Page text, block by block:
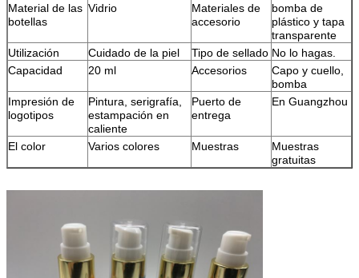
Material de las
botellas
Vidrio
Materiales de
accesorio
bomba de
plástico y tapa
transparente
Utilización
Cuidado de la piel Tipo de sellado No lo hagas.
Capacidad
20 ml Accesorios
Capo y cuello,
bomba
Impresión de
logotipos
Pintura, serigrafía,
estampación en
caliente
Puerto de
entrega
En Guangzhou
El color Varios colores Muestras
Muestras
gratuitas